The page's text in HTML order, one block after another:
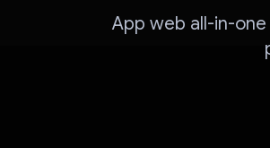
App web all-in-